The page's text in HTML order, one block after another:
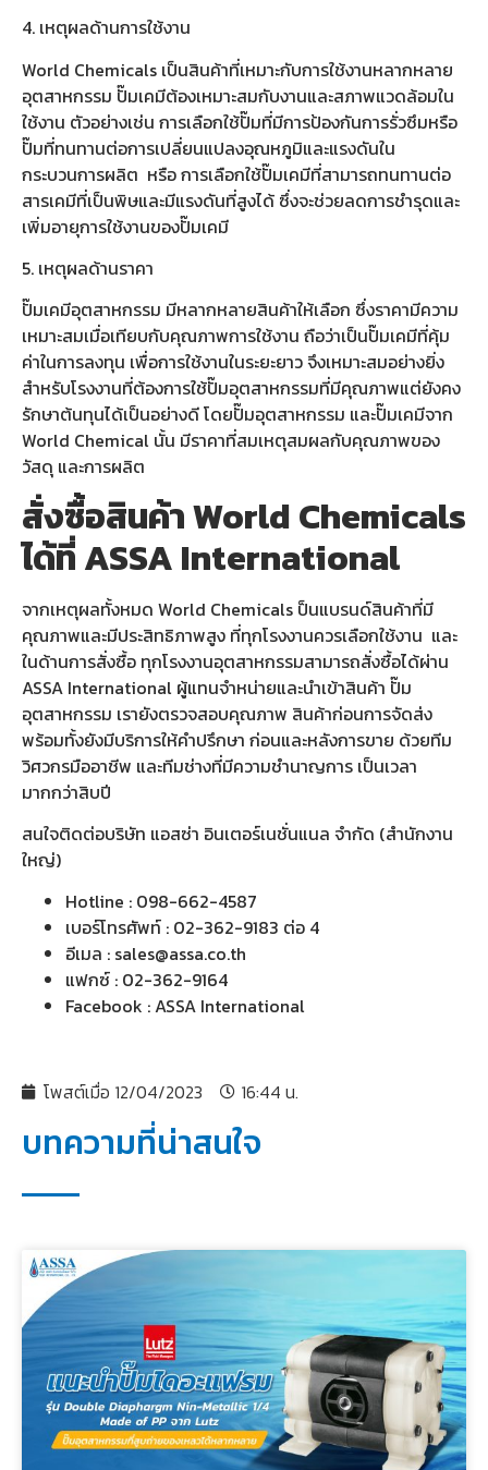
4. เหตุผลด้านการใช้งาน
World Chemicals เป็นสินค้าที่เหมาะกับการใช้งานหลากหลาย
อุตสาหกรรม ปั๊มเคมีต้องเหมาะสมกับงานและสภาพแวดล้อมใน
ใช้งาน ตัวอย่างเช่น การเลือกใช้ปั๊มที่มีการป้องกันการรั่วซึมหรือ
ปั๊มที่ทนทานต่อการเปลี่ยนแปลงอุณหภูมิและแรงดันใน
กระบวนการผลิต หรือ การเลือกใช้ปั๊มเคมีที่สามารถทนทานต่อ
สารเคมีที่เป็นพิษและมีแรงดันที่สูงได้ ซึ่งจะช่วยลดการชำรุดและ
เพิ่มอายุการใช้งานของปั๊มเคมี
5. เหตุผลด้านราคา
ปั๊มเคมีอุตสาหกรรม มีหลากหลายสินค้าให้เลือก ซึ่งราคามีความ
เหมาะสมเมื่อเทียบกับคุณภาพการใช้งาน ถือว่าเป็นปั๊มเคมีที่คุ้ม
ค่าในการลงทุน เพื่อการใช้งานในระยะยาว จึงเหมาะสมอย่างยิ่ง
สำหรับโรงงานที่ต้องการใช้ปั๊มอุตสาหกรรมที่มีคุณภาพแต่ยังคง
รักษาต้นทุนได้เป็นอย่างดี โดยปั๊มอุตสาหกรรม และปั๊มเคมีจาก
World Chemical นั้น มีราคาที่สมเหตุสมผลกับคุณภาพของ
วัสดุ และการผลิต
สั่งซื้อสินค้า World Chemicals
ได้ที่ ASSA International
จากเหตุผลทั้งหมด World Chemicals ป็นแบรนด์สินค้าที่มี
คุณภาพและมีประสิทธิภาพสูง ที่ทุกโรงงานควรเลือกใช้งาน และ
ในด้านการสั่งซื้อ ทุกโรงงานอุตสาหกรรมสามารถสั่งซื้อได้ผ่าน
ASSA International ผู้แทนจำหน่ายและนำเข้าสินค้า ปั๊ม
อุตสาหกรรม เรายังตรวจสอบคุณภาพ สินค้าก่อนการจัดส่ง
พร้อมทั้งยังมีบริการให้คำปรึกษา ก่อนและหลังการขาย ด้วยทีม
วิศวกรมืออาชีพ และทีมช่างที่มีความชำนาญการ เป็นเวลา
มากกว่าสิบปี
สนใจติดต่อบริษัท แอสซ่า อินเตอร์เนชั่นแนล จำกัด (สำนักงาน
ใหญ่)
Hotline : 098-662-4587
เบอร์โทรศัพท์ : 02-362-9183 ต่อ 4
อีเมล : sales@assa.co.th
แฟกซ์ : 02-362-9164
Facebook : ASSA International
โพสต์เมื่อ 12/04/2023 16:44 น.
บทความที่น่าสนใจ